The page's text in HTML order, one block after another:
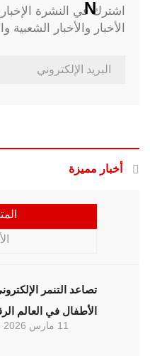
اشترك في النشرة
الأخبار والأخبار
أخبار مميزة
تصاعد التنمر
الأطفال في العالم
11 مارس 2026 - 13:44